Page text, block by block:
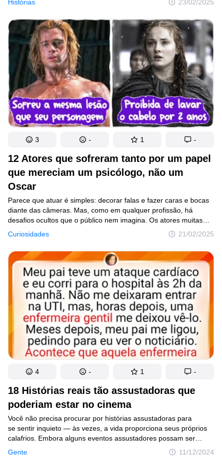
Histórias 23/02/2025
De mensagens emocionantes a segundas chances inesperadas,
esses relatos podem transformar a forma como você encara
seus próprios desafios.
12 Atores que sofreram tanto por um papel
que mereciam um psicólogo, não um
Oscar
Curiosidades 21/02/2025
Parece que atuar é simples: decorar falas e fazer caras e bocas
diante das câmeras. Mas, como em qualquer profissão, há
desafios ocultos que o público nem imagina. Os atores muitas
vezes passam por situações extremas para entregar uma
performance impecável – afinal, o trabalho exige.Resolvemos dar
uma espiada nos bastidores da indústria do cinema e revelar as
dificuldades que alguns artistas enfrentaram durante as
filmagens.
3 - 1 -
18 Histórias reais tão assustadoras que
poderiam estar no cinema
Gente 11/12/2024
Você não precisa procurar por histórias assustadoras para
se sentir inquieto — às vezes, a vida proporciona seus próprios
calafrios. Embora alguns eventos assustadores possam ser
explicados, outros desafiam a lógica e fazem você se perguntar
se o que vivenciou foi mesmo real. Os momentos inquietantes
4 - 1 -